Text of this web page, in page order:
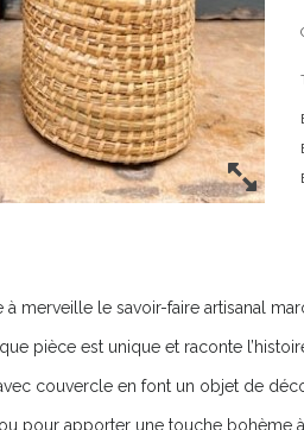
merveille le savoir-faire artisanal
pièce est unique et raconte
couvercle en font un objet de
pour apporter une touche bohème